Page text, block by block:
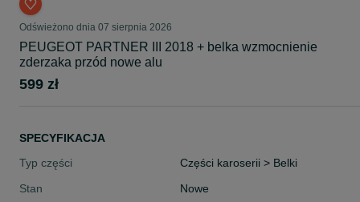
Odświeżono dnia 07 sierpnia 2026
PEUGEOT PARTNER III 2018 + belka wzmocnienie
zderzaka przód nowe alu
599 zł
SPECYFIKACJA
Typ części
Części karoserii > Belki
Stan
Nowe